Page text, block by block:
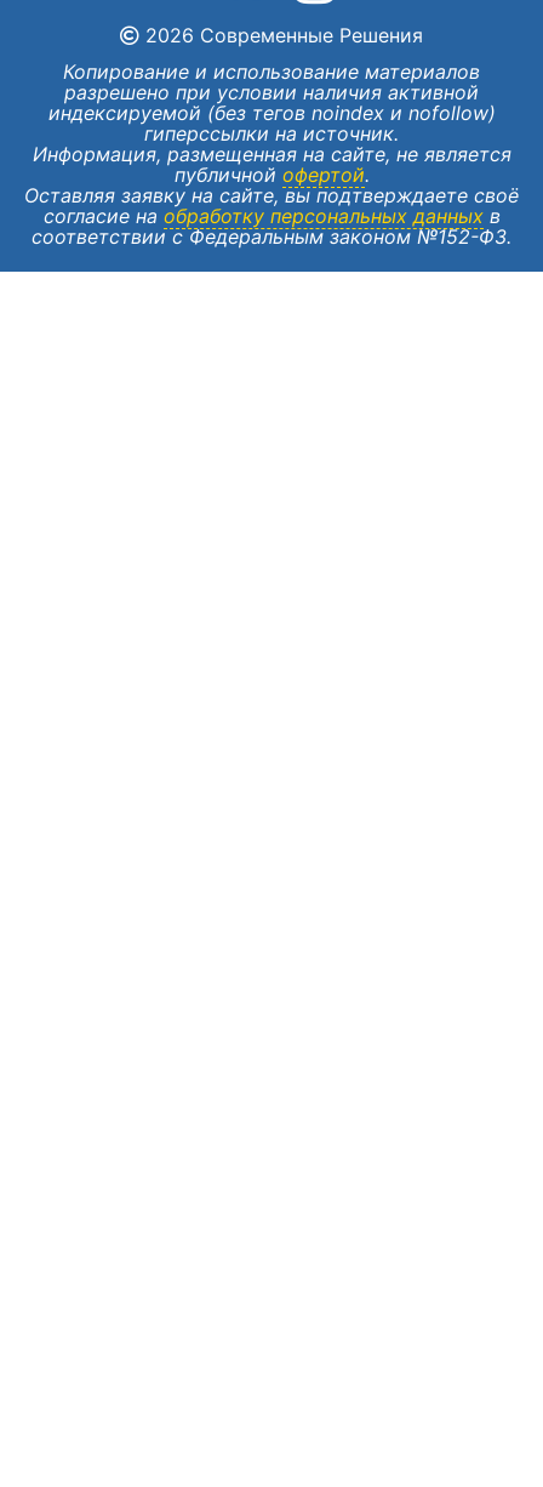
2026 Современные Решения
Копирование и использование материалов
разрешено при условии наличия активной
индексируемой (без тегов noindex и nofollow)
гиперссылки на источник.
Информация, размещенная на сайте, не является
публичной офертой.
Оставляя заявку на сайте, вы подтверждаете своё
согласие на обработку персональных данныхв
соответствии с Федеральным законом №152-ФЗ.